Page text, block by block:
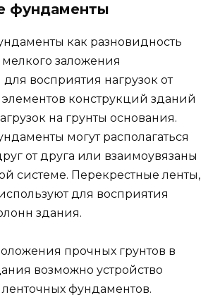
фундаменты
как разновидность
заложения
восприятия нагрузок от
конструкций зданий
на грунты основания.
могут располагаться
от друга или взаимоувязаны
системе. Перекрестные ленты,
для восприятия
здания.
прочных грунтов в
возможно устройство
фундаментов.